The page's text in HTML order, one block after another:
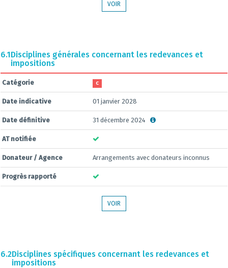
VOIR
6.1Disciplines générales concernant les redevances et
impositions
Catégorie C
Date indicative 01 janvier 2028
Date définitive 31 décembre 2024
AT notifiée
Donateur / Agence Arrangements avec donateurs inconnus
Progrès rapporté
VOIR
6.2Disciplines spécifiques concernant les redevances et
impositions